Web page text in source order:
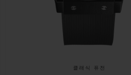
클래식 퓨전